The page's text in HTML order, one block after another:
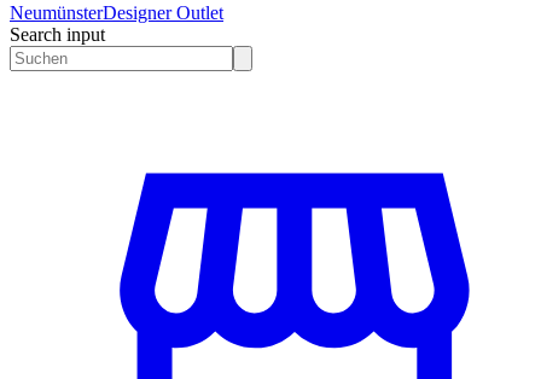
NeumünsterDesigner Outlet
Search input